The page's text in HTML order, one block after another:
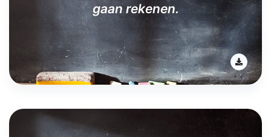
gaan rekenen.